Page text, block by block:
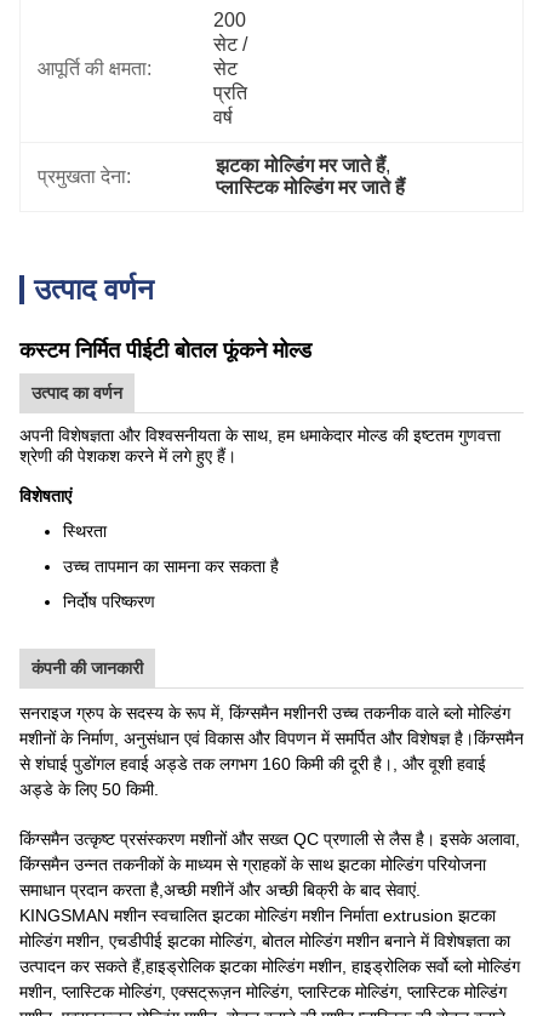
आपूर्ति की क्षमता:
200
सेट /
सेट
प्रति
वर्ष
प्रमुखता देना:
झटका मोल्डिंग मर जाते हैं,
प्लास्टिक मोल्डिंग मर जाते हैं
उत्पाद वर्णन
कस्टम निर्मित पीईटी बोतल फूंकने मोल्ड
उत्पाद का वर्णन
अपनी विशेषज्ञता और विश्वसनीयता के साथ, हम धमाकेदार मोल्ड की इष्टतम गुणवत्ता
श्रेणी की पेशकश करने में लगे हुए हैं।
विशेषताएं
स्थिरता
उच्च तापमान का सामना कर सकता है
निर्दोष परिष्करण
कंपनी की जानकारी
सनराइज ग्रुप के सदस्य के रूप में, किंग्समैन मशीनरी उच्च तकनीक वाले ब्लो मोल्डिंग
मशीनों के निर्माण, अनुसंधान एवं विकास और विपणन में समर्पित और विशेषज्ञ है।किंग्समैन
से शंघाई पुडोंगल हवाई अड्डे तक लगभग 160 किमी की दूरी है।, और वूशी हवाई
अड्डे के लिए 50 किमी.
किंग्समैन उत्कृष्ट प्रसंस्करण मशीनों और सख्त QC प्रणाली से लैस है। इसके अलावा,
किंग्समैन उन्नत तकनीकों के माध्यम से ग्राहकों के साथ झटका मोल्डिंग परियोजना
समाधान प्रदान करता है,अच्छी मशीनें और अच्छी बिक्री के बाद सेवाएं.
KINGSMAN मशीन स्वचालित झटका मोल्डिंग मशीन निर्माता extrusion झटका
मोल्डिंग मशीन, एचडीपीई झटका मोल्डिंग, बोतल मोल्डिंग मशीन बनाने में विशेषज्ञता का
उत्पादन कर सकते हैं,हाइड्रोलिक झटका मोल्डिंग मशीन, हाइड्रोलिक सर्वो ब्लो मोल्डिंग
मशीन, प्लास्टिक मोल्डिंग, एक्सट्रूज़न मोल्डिंग, प्लास्टिक मोल्डिंग, प्लास्टिक मोल्डिंग